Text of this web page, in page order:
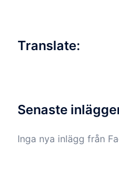
Translate:
Senaste
Inga nya inlägg från